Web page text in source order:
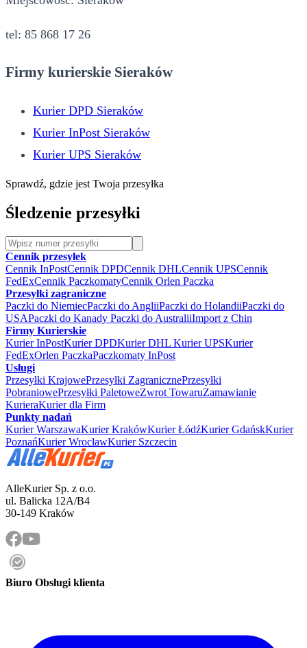
tel: 85 868 17 26
Firmy kurierskie Sieraków
Kurier DPD Sieraków
Kurier InPost Sieraków
Kurier UPS Sieraków
Sprawdź, gdzie jest Twoja przesyłka
Śledzenie przesyłki
Cennik przesyłek
Cennik InPostCennik DPDCennik DHLCennik UPSCennik
FedExCennik PaczkomatyCennik Orlen Paczka
Przesyłki zagraniczne
Paczki do NiemiecPaczki do AngliiPaczki do HolandiiPaczki do
USAPaczki do Kanady Paczki do AustraliiImport z Chin
Firmy Kurierskie
Kurier InPostKurier DPDKurier DHL Kurier UPSKurier
FedExOrlen PaczkaPaczkomaty InPost
Usługi
Przesyłki KrajowePrzesyłki ZagranicznePrzesyłki
PobraniowePrzesyłki PaletoweZwrot TowaruZamawianie
KurieraKurier dla Firm
Punkty nadań
Kurier WarszawaKurier KrakówKurier ŁódźKurier GdańskKurier
PoznańKurier WrocławKurier Szczecin
AlleKurier Sp. z o.o.
ul. Balicka 12A/B4
30-149 Kraków
Biuro Obsługi klienta